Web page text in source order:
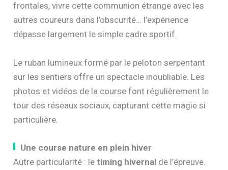
frontales, vivre cette communion étrange avec les
autres coureurs dans l’obscurité… l’expérience
dépasse largement le simple cadre sportif.
Le ruban lumineux formé par le peloton serpentant
sur les sentiers offre un spectacle inoubliable. Les
photos et vidéos de la course font régulièrement le
tour des réseaux sociaux, capturant cette magie si
particulière.
Une course nature en plein hiver
Autre particularité : letiming hivernal de l’épreuve.